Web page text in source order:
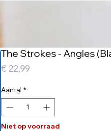
The Strokes - Angles
€ 22,99
Aantal *
Niet op voorraad